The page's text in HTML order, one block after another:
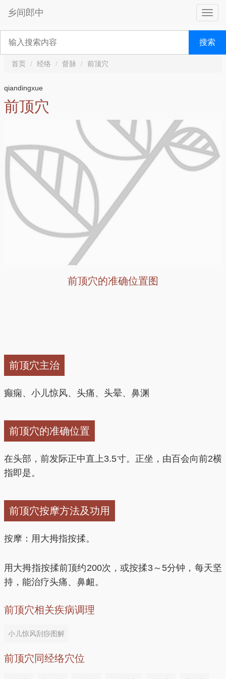
乡间郎中
搜索
首页 经络 督脉 前顶穴
qiandingxue
前顶穴
前顶穴的准确位置图
前顶穴主治
癫痫、小儿惊风、头痛、头晕、鼻渊
前顶穴的准确位置
在头部，前发际正中直上3.5寸。正坐，由百会向前2横
指即是。
前顶穴按摩方法及功用
按摩：用大拇指按揉。
用大拇指按揉前顶约200次，或按揉3～5分钟，每天坚
持，能治疗头痛、鼻衄。
前顶穴相关疾病调理
小儿惊风刮痧图解
前顶穴同经络穴位